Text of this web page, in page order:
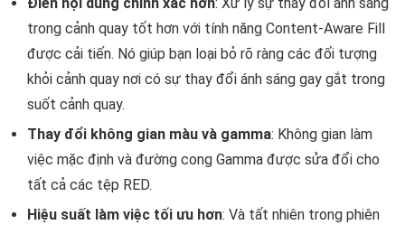
trong cảnh quay tốt hơn với tính năng Content-Aware Fill
được cải tiến. Nó giúp bạn loại bỏ rõ ràng các đối tượng
khỏi cảnh quay nơi có sự thay đổi ánh sáng gay gắt trong
suốt cảnh quay.
Thay đổi không gian màu và gamma: Không gian làm
việc mặc định và đường cong Gamma được sửa đổi cho
tất cả các tệp RED.
Hiệu suất làm việc tối ưu hơn: Và tất nhiên trong phiên